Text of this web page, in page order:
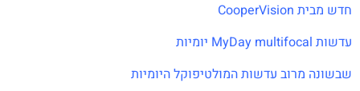
חדש מבית CooperVision
עדשות MyDay multifocal יומיות
שבשונה מרוב עדשות המולטיפוקל היומיות